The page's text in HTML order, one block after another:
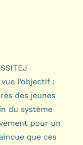
l’objectif :
des jeunes
du système
pour un
que ces